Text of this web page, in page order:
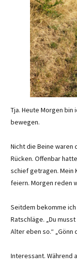
Tja. Heute Morgen bin
bewegen.
Nicht die Beine waren
Rücken. Offenbar
schief getragen. Mein
feiern. Morgen reden
Seitdem bekomme
Ratschläge. „Du
Alter eben so.“ „Gönn
Interessant. Während